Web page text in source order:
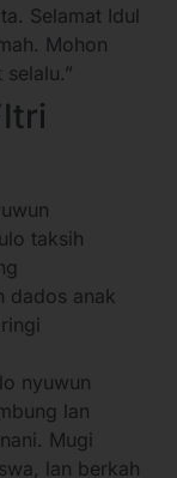
Selamat Idul
Mohon
taksih
dados anak
nyuwun
lan
Mugi
lan berkah